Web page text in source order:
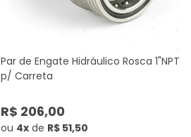
Par de Engate Hidráulico Rosca 1"NPT
p/ Carreta
R$ 206,00
ou 4x de R$ 51,50